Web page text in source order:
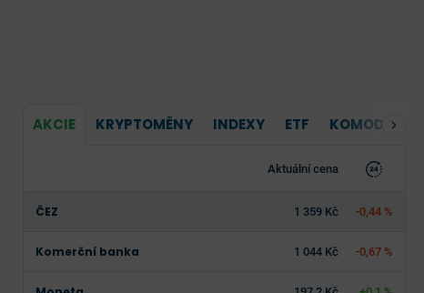
AKCIE KRYPTOMĚNY INDEXY ETF KOMODITY
Aktuální cena
ČEZ 1 359 Kč -0,44 %
Komerční banka 1 044 Kč -0,67 %